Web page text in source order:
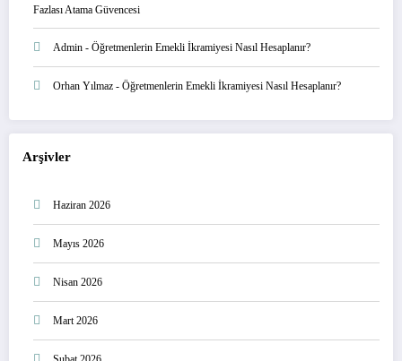
Fazlası Atama Güvencesi
Admin - Öğretmenlerin Emekli İkramiyesi Nasıl Hesaplanır?
Orhan Yılmaz - Öğretmenlerin Emekli İkramiyesi Nasıl Hesaplanır?
Arşivler
Haziran 2026
Mayıs 2026
Nisan 2026
Mart 2026